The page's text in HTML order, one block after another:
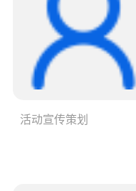
活动宣传策划